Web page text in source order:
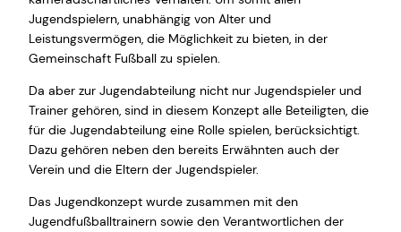
Jugendspielern, unabhängig von Alter und
Leistungsvermögen, die Möglichkeit zu bieten, in der
Gemeinschaft Fußball zu spielen.
Da aber zur Jugendabteilung nicht nur Jugendspieler und
Trainer gehören, sind in diesem Konzept alle Beteiligten, die
für die Jugendabteilung eine Rolle spielen, berücksichtigt.
Dazu gehören neben den bereits Erwähnten auch der
Verein und die Eltern der Jugendspieler.
Das Jugendkonzept wurde zusammen mit den
Jugendfußballtrainern sowie den Verantwortlichen der